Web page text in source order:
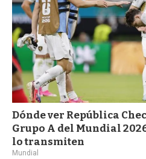
Dónde ver República
Grupo A del Mundial
lo transmiten
Mundial